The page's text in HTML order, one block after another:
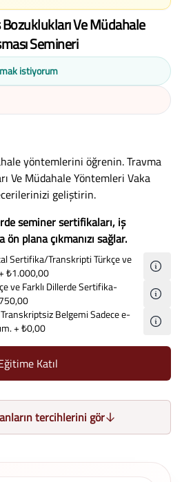
Ve Müdahale
Semineri
istiyorum
yöntemlerini öğrenin. Travma
Ve Müdahale Yöntemleri Vaka
geliştirin.
seminer sertifikaları, iş
plana çıkmanızı sağlar.
Sertifika/Transkripti Türkçe ve
₺1.000,00
ve Farklı Dillerde Sertifika-
Belgemi Sadece e-
+ ₺0,00
Katıl
tercihlerini gör